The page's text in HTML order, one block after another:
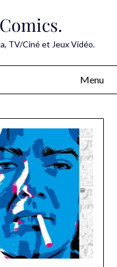
TV/Ciné et Jeux Vidéo.
Menu